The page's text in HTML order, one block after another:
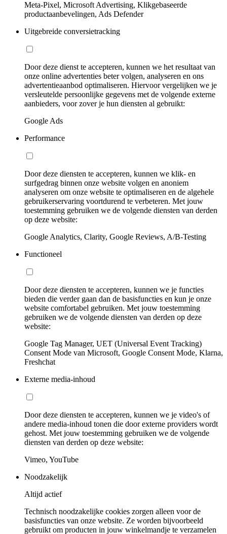
Meta-Pixel, Microsoft Advertising, Klikgebaseerde
productaanbevelingen, Ads Defender
Uitgebreide conversietracking
Door deze dienst te accepteren, kunnen we het resultaat van
onze online advertenties beter volgen, analyseren en ons
advertentieaanbod optimaliseren. Hiervoor vergelijken we je
versleutelde persoonlijke gegevens met de volgende externe
aanbieders, voor zover je hun diensten al gebruikt:
Google Ads
Performance
Door deze diensten te accepteren, kunnen we klik- en
surfgedrag binnen onze website volgen en anoniem
analyseren om onze website te optimaliseren en de algehele
gebruikerservaring voortdurend te verbeteren. Met jouw
toestemming gebruiken we de volgende diensten van derden
op deze website:
Google Analytics, Clarity, Google Reviews, A/B-Testing
Functioneel
Door deze diensten te accepteren, kunnen we je functies
bieden die verder gaan dan de basisfuncties en kun je onze
website comfortabel gebruiken. Met jouw toestemming
gebruiken we de volgende diensten van derden op deze
website:
Google Tag Manager, UET (Universal Event Tracking)
Consent Mode van Microsoft, Google Consent Mode, Klarna,
Freshchat
Externe media-inhoud
Door deze diensten te accepteren, kunnen we je video's of
andere media-inhoud tonen die door externe providers wordt
gehost. Met jouw toestemming gebruiken we de volgende
diensten van derden op deze website:
Vimeo, YouTube
Noodzakelijk
Altijd actief
Technisch noodzakelijke cookies zorgen alleen voor de
basisfuncties van onze website. Ze worden bijvoorbeeld
gebruikt om producten in jouw winkelmandje te verzamelen